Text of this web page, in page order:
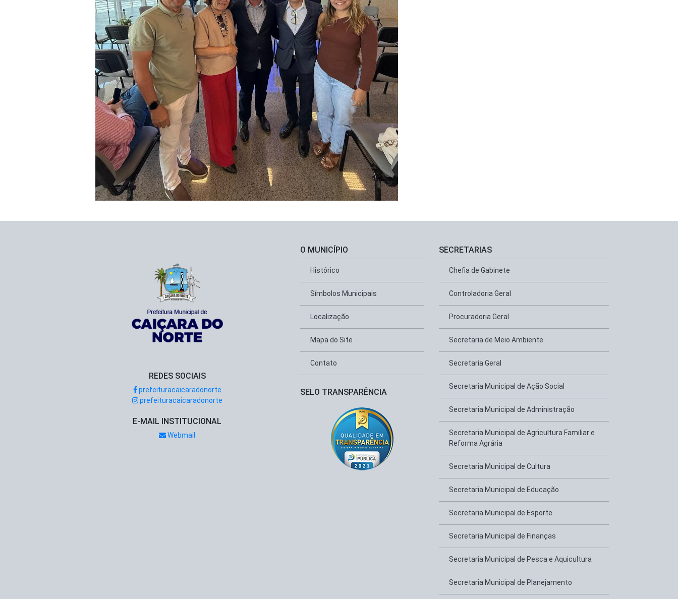
REDES SOCIAIS
prefeituracaicaradonorte
prefeituracaicaradonorte
E-MAIL INSTITUCIONAL
Webmail
O MUNICÍPIO
Histórico
Símbolos Municipais
Localização
Mapa do Site
Contato
SELO TRANSPARÊNCIA
SECRETARIAS
Chefia de Gabinete
Controladoria Geral
Procuradoria Geral
Secretaria de Meio Ambiente
Secretaria Geral
Secretaria Municipal de Ação Social
Secretaria Municipal de Administração
Secretaria Municipal de Agricultura Familiar e
Reforma Agrária
Secretaria Municipal de Cultura
Secretaria Municipal de Educação
Secretaria Municipal de Esporte
Secretaria Municipal de Finanças
Secretaria Municipal de Pesca e Aquicultura
Secretaria Municipal de Planejamento